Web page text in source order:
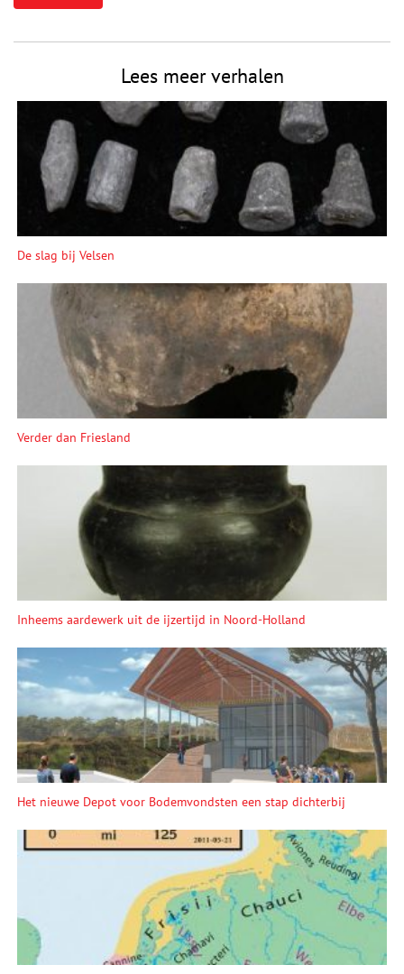
Lees meer verhalen
De slag bij Velsen
Verder dan Friesland
Inheems aardewerk uit de ijzertijd in Noord-Holland
Het nieuwe Depot voor Bodemvondsten een stap dichterbij